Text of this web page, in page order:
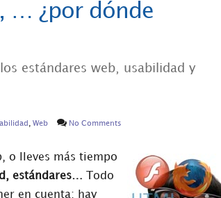
… ¿por dónde
estándares web, usabilidad y
, Web No Comments
o lleves más tiempo
estándares… Todo
en cuenta; hay